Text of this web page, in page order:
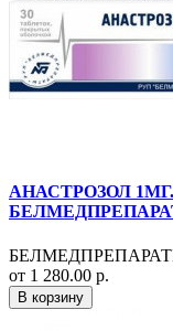
АНАСТРОЗОЛ
от 1 280.00 р.
В корзину